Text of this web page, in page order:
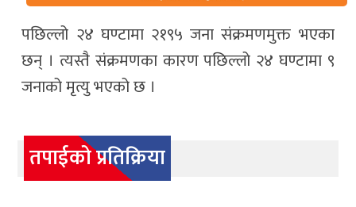
पछिल्लो २४ घण्टामा २१९५ जना संक्रमणमुक्त भएका
छन् । त्यस्तै संक्रमणका कारण पछिल्लो २४ घण्टामा ९
जनाको मृत्यु भएको छ ।
तपाईको प्रतिक्रिया